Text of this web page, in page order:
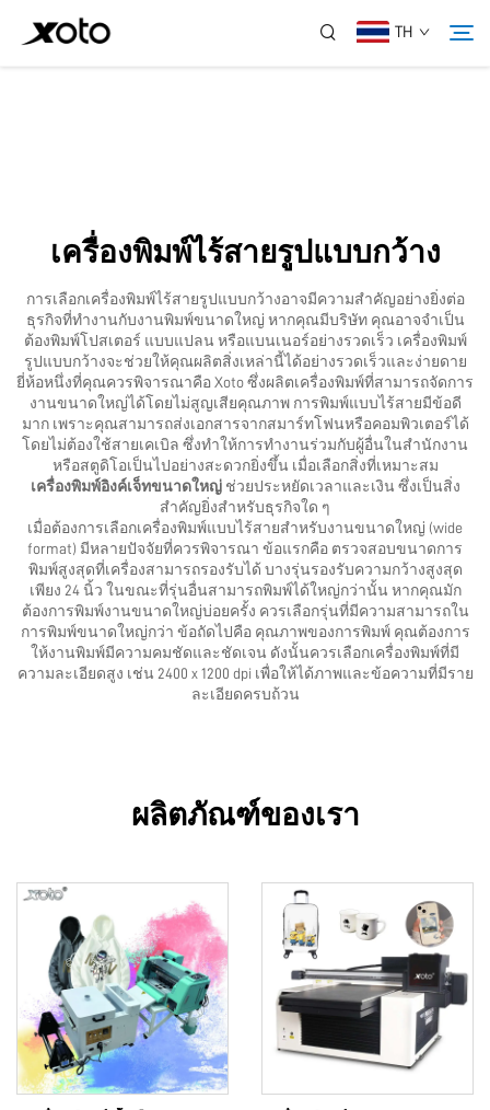
TH
บริการ
การใช้งาน
ติดต่อเรา
เครื่องพิมพ์ไร้สายรูปแบบกว้าง
การเลือกเครื่องพิมพ์ไร้สายรูปแบบกว้างอาจมีความสำคัญอย่างยิ่งต่อ
ธุรกิจที่ทำงานกับงานพิมพ์ขนาดใหญ่ หากคุณมีบริษัท คุณอาจจำเป็น
ต้องพิมพ์โปสเตอร์ แบบแปลน หรือแบนเนอร์อย่างรวดเร็ว เครื่องพิมพ์
รูปแบบกว้างจะช่วยให้คุณผลิตสิ่งเหล่านี้ได้อย่างรวดเร็วและง่ายดาย
ยี่ห้อหนึ่งที่คุณควรพิจารณาคือ Xoto ซึ่งผลิตเครื่องพิมพ์ที่สามารถจัดการ
งานขนาดใหญ่ได้โดยไม่สูญเสียคุณภาพ การพิมพ์แบบไร้สายมีข้อดี
มาก เพราะคุณสามารถส่งเอกสารจากสมาร์ทโฟนหรือคอมพิวเตอร์ได้
โดยไม่ต้องใช้สายเคเบิล ซึ่งทำให้การทำงานร่วมกับผู้อื่นในสำนักงาน
หรือสตูดิโอเป็นไปอย่างสะดวกยิ่งขึ้น เมื่อเลือกสิ่งที่เหมาะสม
เครื่องพิมพ์อิงค์เจ็ทขนาดใหญ่ ช่วยประหยัดเวลาและเงิน ซึ่งเป็นสิ่ง
สำคัญยิ่งสำหรับธุรกิจใด ๆ
เมื่อต้องการเลือกเครื่องพิมพ์แบบไร้สายสำหรับงานขนาดใหญ่ (wide
format) มีหลายปัจจัยที่ควรพิจารณา ข้อแรกคือ ตรวจสอบขนาดการ
พิมพ์สูงสุดที่เครื่องสามารถรองรับได้ บางรุ่นรองรับความกว้างสูงสุด
เพียง 24 นิ้ว ในขณะที่รุ่นอื่นสามารถพิมพ์ได้ใหญ่กว่านั้น หากคุณมัก
ต้องการพิมพ์งานขนาดใหญ่บ่อยครั้ง ควรเลือกรุ่นที่มีความสามารถใน
การพิมพ์ขนาดใหญ่กว่า ข้อถัดไปคือ คุณภาพของการพิมพ์ คุณต้องการ
ให้งานพิมพ์มีความคมชัดและชัดเจน ดังนั้นควรเลือกเครื่องพิมพ์ที่มี
ความละเอียดสูง เช่น 2400 x 1200 dpi เพื่อให้ได้ภาพและข้อความที่มีราย
ละเอียดครบถ้วน
ผลิตภัณฑ์ของเรา